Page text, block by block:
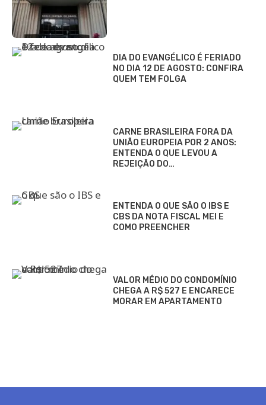
DIA DO EVANGÉLICO É FERIADO
NO DIA 12 DE AGOSTO: CONFIRA
QUEM TEM FOLGA
CARNE BRASILEIRA FORA DA
UNIÃO EUROPEIA POR 2 ANOS:
ENTENDA O QUE LEVOU A
REJEIÇÃO DO…
ENTENDA O QUE SÃO O IBS E
CBS DA NOTA FISCAL MEI E
COMO PREENCHER
VALOR MÉDIO DO CONDOMÍNIO
CHEGA A R$ 527 E ENCARECE
MORAR EM APARTAMENTO